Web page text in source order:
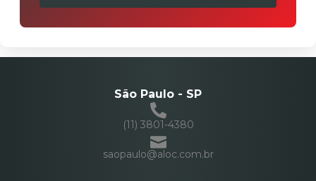
São Paulo - SP
(11) 3801-4380
saopaulo@aloc.com.br